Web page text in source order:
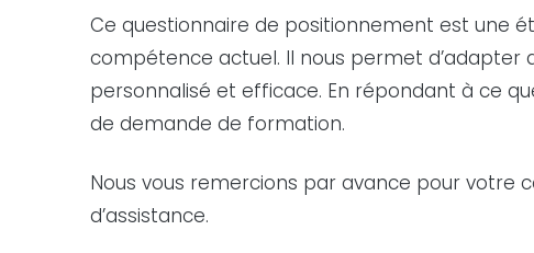
Ce questionnaire de positionnement est une
compétence actuel. Il nous permet
personnalisé et efficace. En répondant à ce
de demande de formation.
Nous vous remercions par avance pour votre
d’assistance.